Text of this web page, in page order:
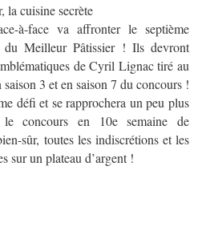
la cuisine secrète
à-face va affronter le septième
Meilleur Pâtissier ! Ils devront
de Cyril Lignac tiré au
3 et en saison 7 du concours !
défi et se rapprochera un peu plus
concours en 10e semaine de
sûr, toutes les indiscrétions et les
sur un plateau d’argent !